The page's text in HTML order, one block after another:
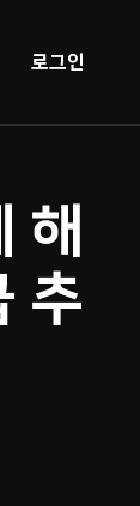
로그인
해
추